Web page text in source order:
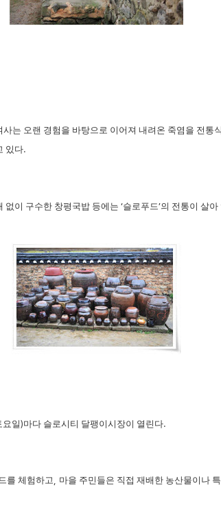
사는 오랜 경험을 바탕으로 이어져 내려온 죽염을 전통
있다.
없이 구수한 창평국밥 등에는 ‘슬로푸드’의 전통이 살아
요일)마다 슬로시티 달팽이시장이 열린다.
를 체험하고 마을 주민들은 직접 재배한 농산물이나